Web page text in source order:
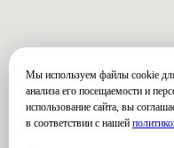
Мы используем файлы cookie
анализа его посещаемости и
использование сайта, вы
в соответствии с нашей